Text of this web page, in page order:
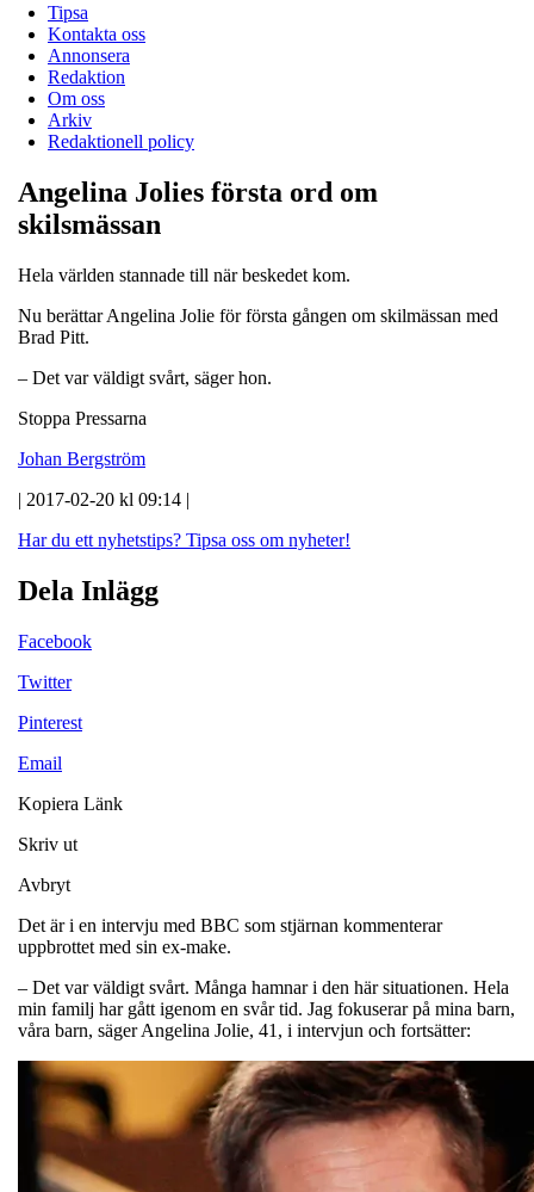
Tipsa
Kontakta oss
Annonsera
Redaktion
Om oss
Arkiv
Redaktionell policy
Angelina Jolies första ord om
skilsmässan
Hela världen stannade till när beskedet kom.
Nu berättar Angelina Jolie för första gången om skilmässan med
Brad Pitt.
– Det var väldigt svårt, säger hon.
Stoppa Pressarna
Johan Bergström
| 2017-02-20 kl 09:14 |
Har du ett nyhetstips? Tipsa oss om nyheter!
Dela Inlägg
Facebook
Twitter
Pinterest
Email
Kopiera Länk
Skriv ut
Avbryt
Det är i en intervju med BBC som stjärnan kommenterar
uppbrottet med sin ex-make.
– Det var väldigt svårt. Många hamnar i den här situationen. Hela
min familj har gått igenom en svår tid. Jag fokuserar på mina barn,
våra barn, säger Angelina Jolie, 41, i intervjun och fortsätter: